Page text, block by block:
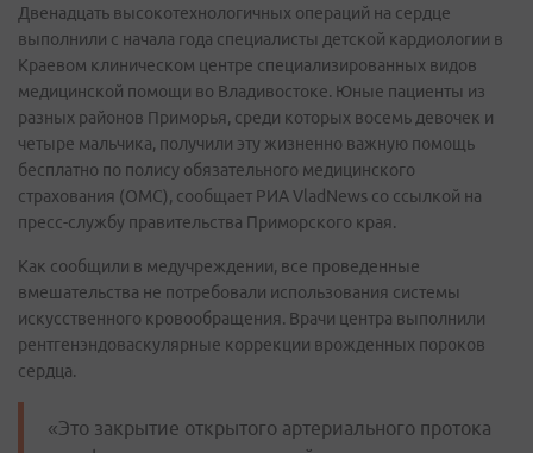
Двенадцать высокотехнологичных операций на сердце
выполнили с начала года специалисты детской кардиологии в
Краевом клиническом центре специализированных видов
медицинской помощи во Владивостоке. Юные пациенты из
разных районов Приморья, среди которых восемь девочек и
четыре мальчика, получили эту жизненно важную помощь
бесплатно по полису обязательного медицинского
страхования (ОМС), сообщает РИА VladNews со ссылкой на
пресс-службу правительства Приморского края.
Как сообщили в медучреждении, все проведенные
вмешательства не потребовали использования системы
искусственного кровообращения. Врачи центра выполнили
рентгенэндоваскулярные коррекции врожденных пороков
сердца.
«Это закрытие открытого артериального протока